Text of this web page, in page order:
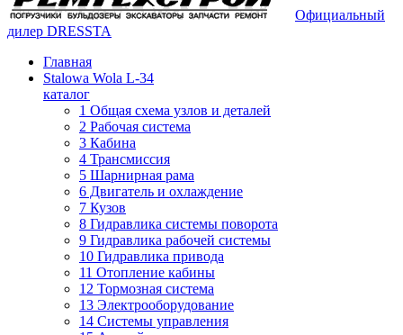
Официальный
дилер DRESSTA
Главная
Stalowa Wola L-34
каталог
1 Общая схема узлов и деталей
2 Рабочая система
3 Кабина
4 Трансмиссия
5 Шарнирная рама
6 Двигатель и охлаждение
7 Кузов
8 Гидравлика системы поворота
9 Гидравлика рабочей системы
10 Гидравлика привода
11 Отопление кабины
12 Тормозная система
13 Электрооборудование
14 Системы управления